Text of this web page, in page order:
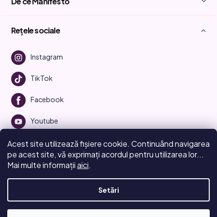
Acest site utilizează fișiere cookie. Continuând navigarea
pe acest site, vă exprimați acordul pentru utilizarea lor...
Mai multe informațiiaici.
Setări
Rețele sociale
Instagram
TikTok
Facebook
Youtube
Creat de Shoptet
Drepturi de autor 2026Beauty Manifesto. Toate drepturile